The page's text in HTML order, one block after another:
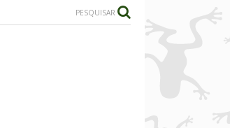
PESQUISAR